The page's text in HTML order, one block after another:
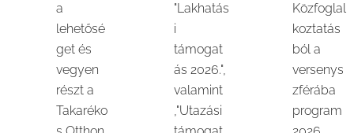
a
lehetősé
get és
vegyen
részt a
Takaréko
"Lakhatás
i
támogat
ás 2026.",
valamint
,"Utazási
Közfoglal
koztatás
ból a
versenys
zférába
program